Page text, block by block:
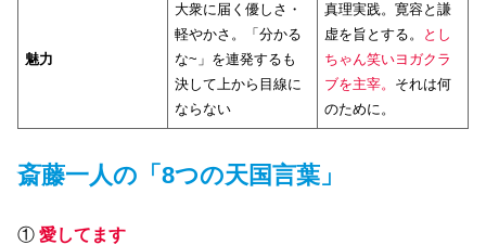
魅力
大衆に届く優しさ・
軽やかさ。「分かる
な~」を連発するも
決して上から目線に
ならない
真理実践。寛容と謙
虚を旨とする。
とし
ちゃん笑いヨガクラ
ブを主宰。 それは何
のために。
斎藤一人の「8つの天国言葉」
① 愛してます